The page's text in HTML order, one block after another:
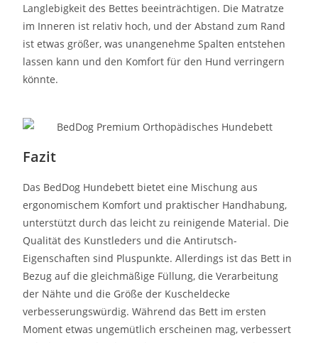
Langlebigkeit des Bettes beeinträchtigen. Die Matratze
im Inneren ist relativ hoch, und der Abstand zum Rand
ist etwas größer, was unangenehme Spalten entstehen
lassen kann und den Komfort für den Hund verringern
könnte.
Fazit
Das BedDog Hundebett bietet eine Mischung aus
ergonomischem Komfort und praktischer Handhabung,
unterstützt durch das leicht zu reinigende Material. Die
Qualität des Kunstleders und die Antirutsch-
Eigenschaften sind Pluspunkte. Allerdings ist das Bett in
Bezug auf die gleichmäßige Füllung, die Verarbeitung
der Nähte und die Größe der Kuscheldecke
verbesserungswürdig. Während das Bett im ersten
Moment etwas ungemütlich erscheinen mag, verbessert